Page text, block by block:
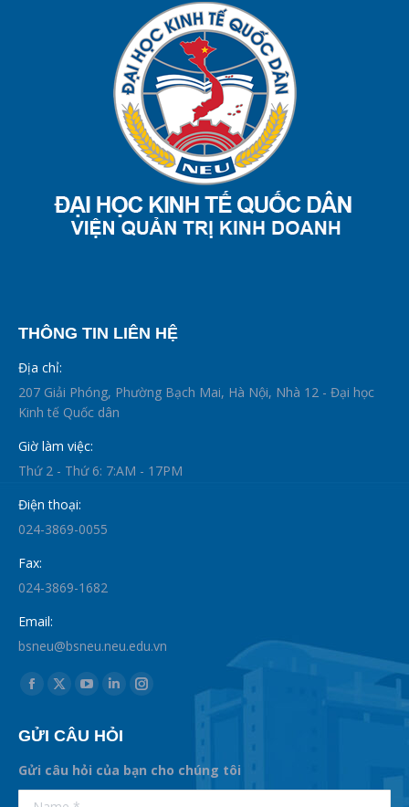
THÔNG TIN LIÊN HỆ
Địa chỉ:
207 Giải Phóng, Phường Bạch Mai, Hà Nội, Nhà 12 - Đại học
Kinh tế Quốc dân
Giờ làm việc:
Thứ 2 - Thứ 6: 7:AM - 17PM
Điện thoại:
024-3869-0055
Fax:
024-3869-1682
Email:
bsneu@bsneu.neu.edu.vn
Find us on:
Facebook
opens
in
new
X
opens
in
new
YouTube
opens
in
new
Linkedin
opens
in
new
Instagram
in
new
GỬI CÂU HỎI
Gửi câu hỏi của bạn cho chúng tôi
supertotobet
Name *